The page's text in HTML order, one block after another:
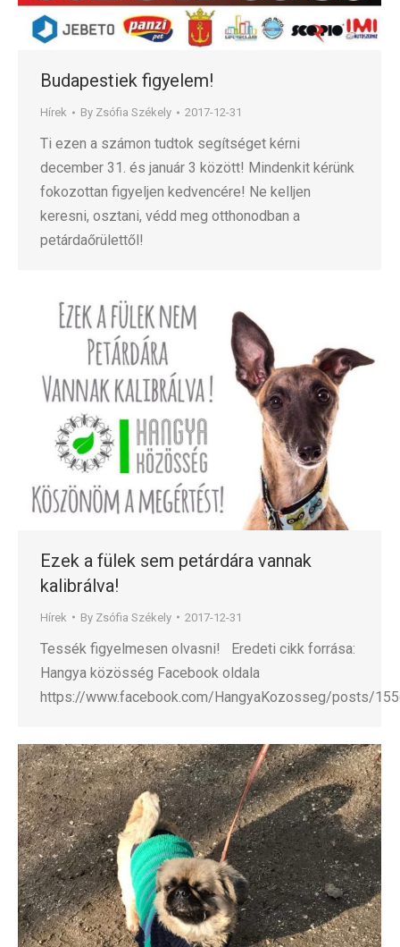
Budapestiek figyelem!
Hírek By Zsófia Székely 2017-12-31
Ti ezen a számon tudtok segítséget kérni
december 31. és január 3 között! Mindenkit kérünk
fokozottan figyeljen kedvencére! Ne kelljen
keresni, osztani, védd meg otthonodban a
petárdaőrülettől!
Ezek a fülek sem petárdára vannak
kalibrálva!
Hírek By Zsófia Székely 2017-12-31
Tessék figyelmesen olvasni! Eredeti cikk forrása:
Hangya közösség Facebook oldala
https://www.facebook.com/HangyaKozosseg/posts/